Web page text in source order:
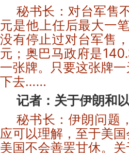
秘书长：对台军售
元是他上任后最大一
没有停止过对台军售
元；奥巴马政府是
一张牌。只要这张牌
下去……
记者：关于伊朗和
秘书长：伊朗问题
应可以理解，至于美
美国不会善罢甘休。